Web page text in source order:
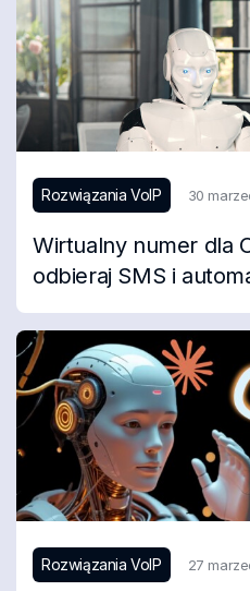
Rozwiązania VoIP 30
Wirtualny numer dla
odbieraj SMS i
Rozwiązania VoIP 27